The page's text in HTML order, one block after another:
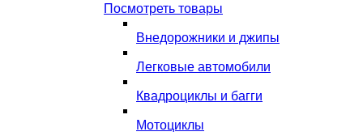
Посмотреть товары
Внедорожники и джипы
Легковые автомобили
Квадроциклы и багги
Мотоциклы